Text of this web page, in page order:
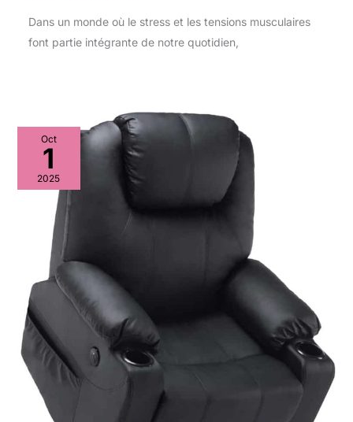
Dans un monde où le stress et les tensions musculaires
font partie intégrante de notre quotidien,
Oct
1
2025